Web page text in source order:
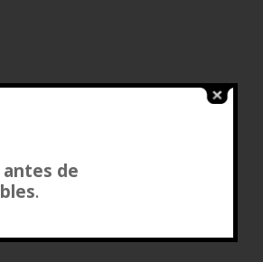
antes de
.